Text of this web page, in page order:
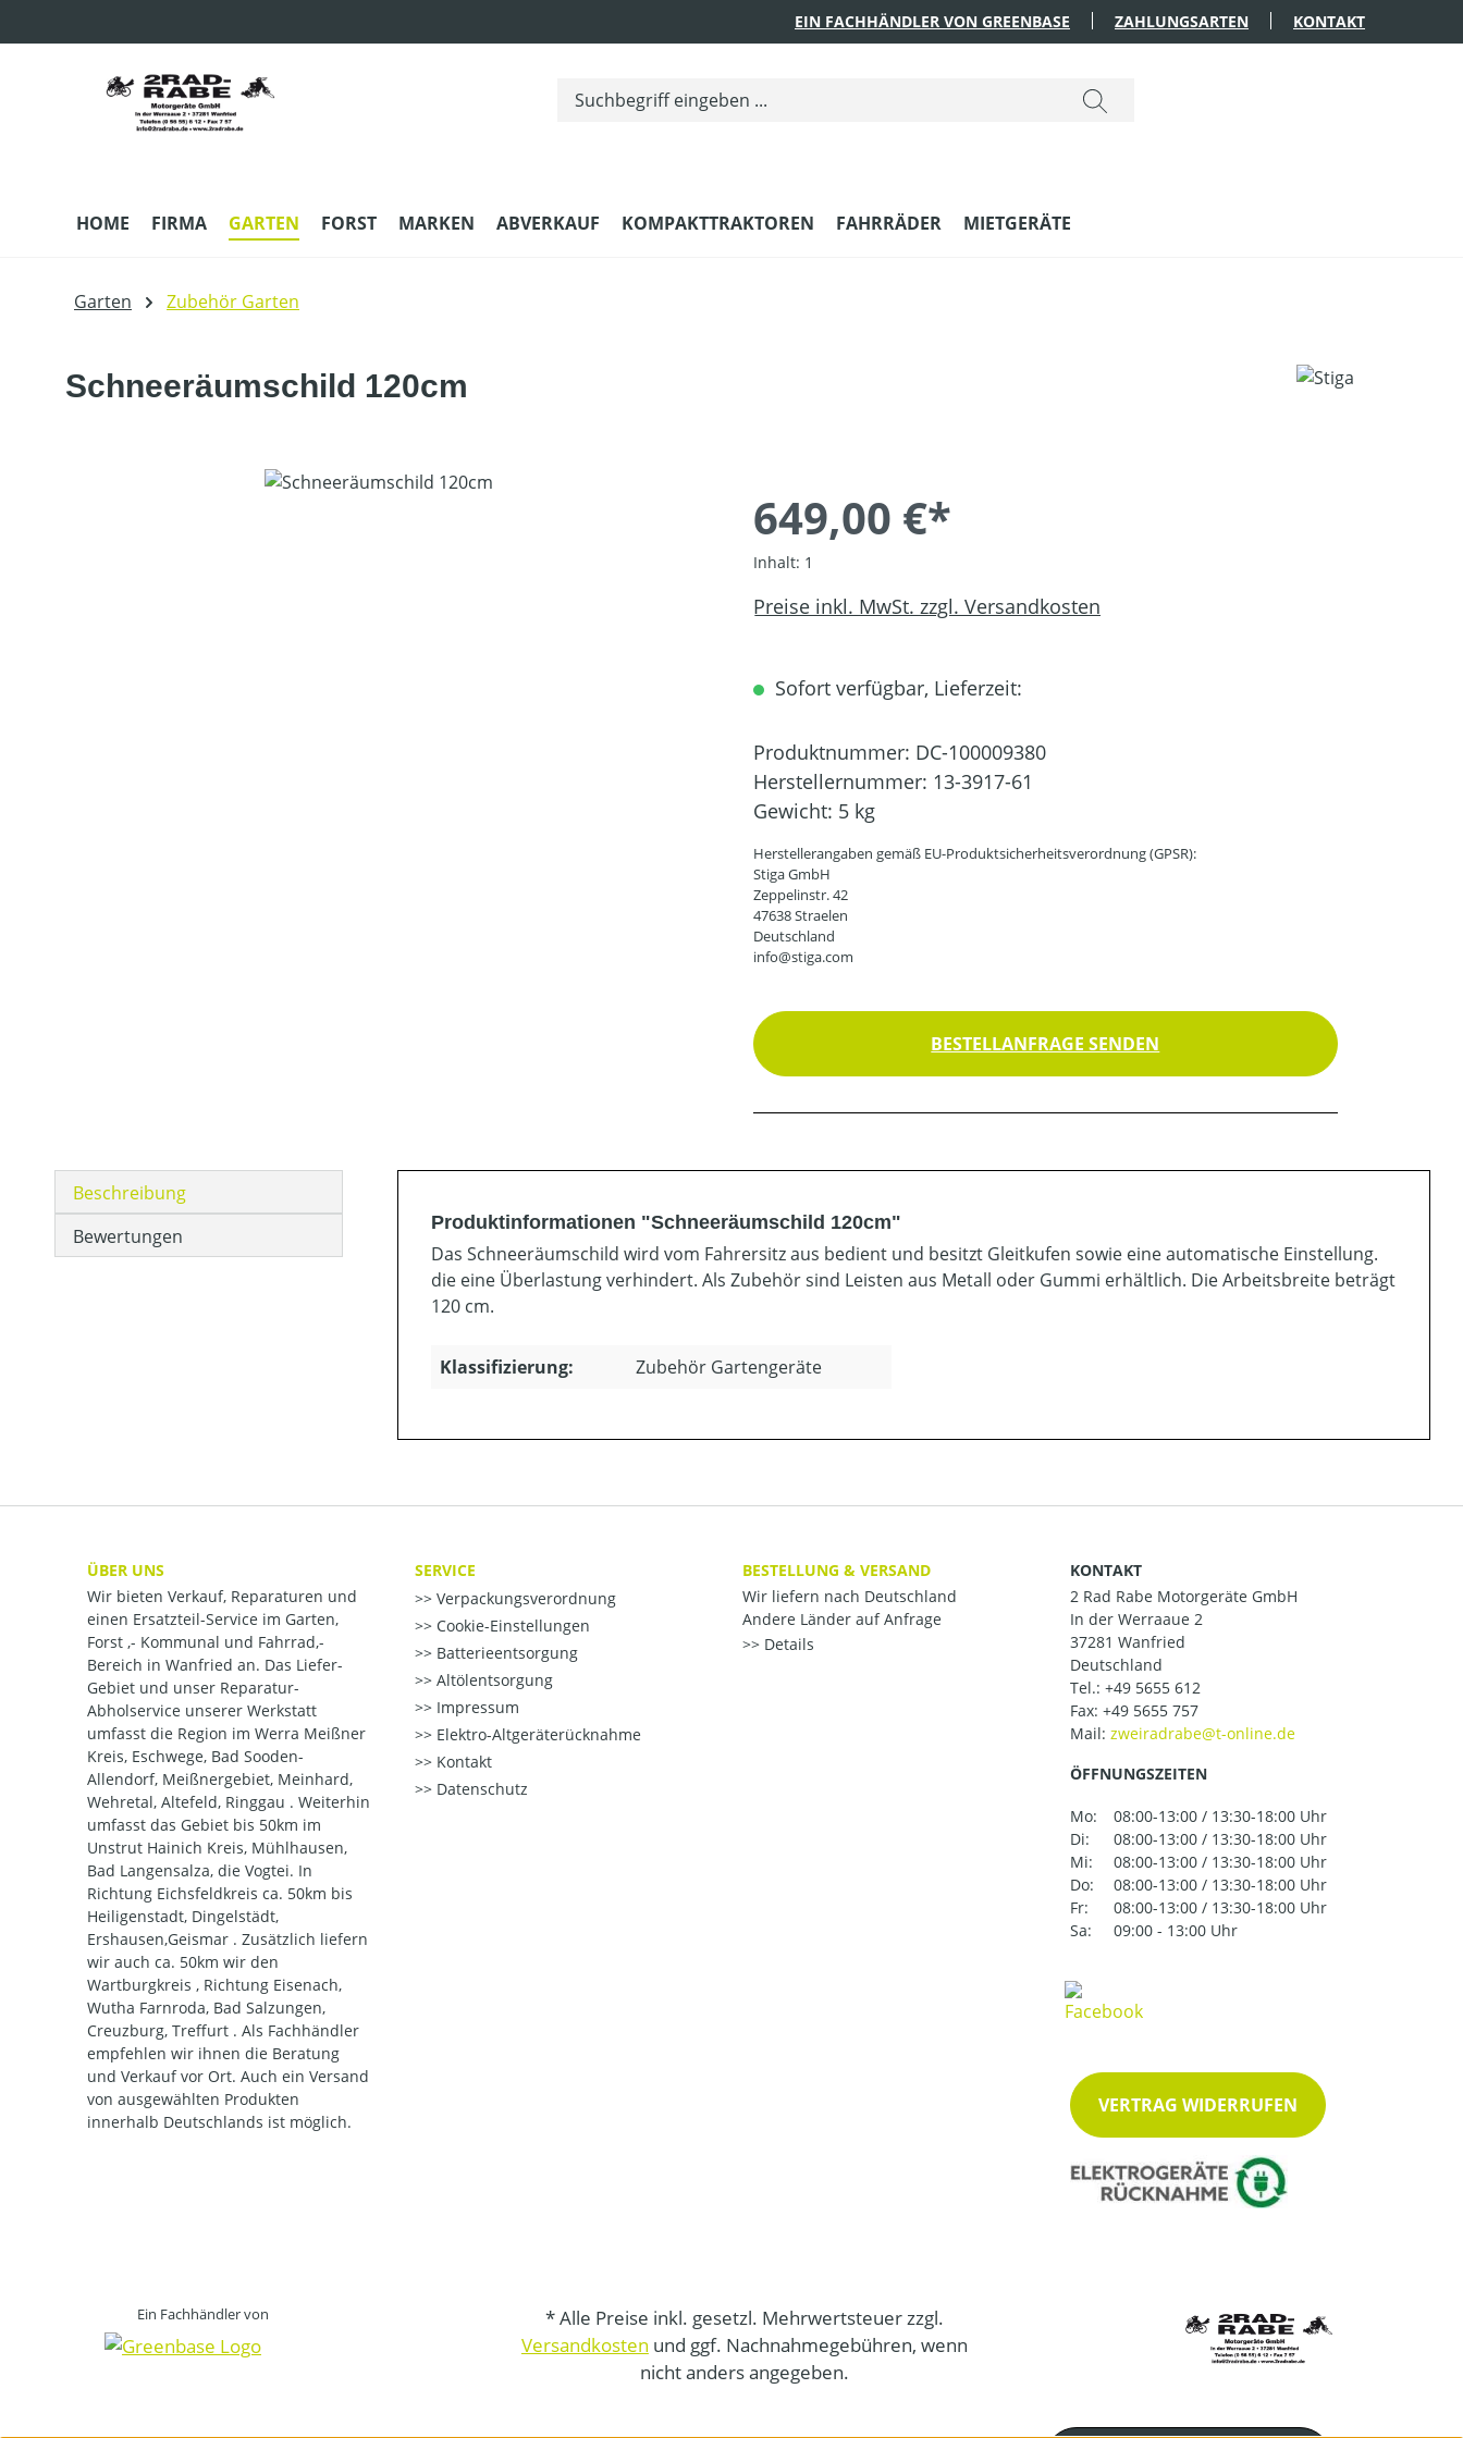
EIN FACHHÄNDLER VON GREENBASE ZAHLUNGSARTEN KONTAKT
HOME FIRMA GARTEN FORST MARKEN ABVERKAUF KOMPAKTTRAKTOREN FAHRRÄDER MIETGERÄTE
Garten Zubehör Garten
Schneeräumschild 120cm
Bildergalerie überspringen
649,00 €*
Inhalt: 1
Preise inkl. MwSt. zzgl. Versandkosten
Sofort verfügbar, Lieferzeit:
Produktnummer: DC-100009380
Herstellernummer: 13-3917-61
Gewicht: 5 kg
Herstellerangaben gemäß EU-Produktsicherheitsverordnung (GPSR):
Stiga GmbH
Zeppelinstr. 42
47638 Straelen
Deutschland
info@stiga.com
BESTELLANFRAGE SENDEN
Beschreibung
Bewertungen
Produktinformationen "Schneeräumschild 120cm"
Das Schneeräumschild wird vom Fahrersitz aus bedient und besitzt Gleitkufen sowie eine automatische Einstellung.
die eine Überlastung verhindert. Als Zubehör sind Leisten aus Metall oder Gummi erhältlich. Die Arbeitsbreite beträgt
120 cm.
Klassifizierung: Zubehör Gartengeräte
ÜBER UNS
Wir bieten Verkauf, Reparaturen und
einen Ersatzteil-Service im Garten,
Forst ,- Kommunal und Fahrrad,-
Bereich in Wanfried an. Das Liefer-
Gebiet und unser Reparatur-
Abholservice unserer Werkstatt
umfasst die Region im Werra Meißner
Kreis, Eschwege, Bad Sooden-
Allendorf, Meißnergebiet, Meinhard,
Wehretal, Altefeld, Ringgau . Weiterhin
umfasst das Gebiet bis 50km im
Unstrut Hainich Kreis, Mühlhausen,
Bad Langensalza, die Vogtei. In
Richtung Eichsfeldkreis ca. 50km bis
Heiligenstadt, Dingelstädt,
Ershausen,Geismar . Zusätzlich liefern
wir auch ca. 50km wir den
Wartburgkreis , Richtung Eisenach,
Wutha Farnroda, Bad Salzungen,
Creuzburg, Treffurt . Als Fachhändler
empfehlen wir ihnen die Beratung
und Verkauf vor Ort. Auch ein Versand
von ausgewählten Produkten
innerhalb Deutschlands ist möglich.
SERVICE
Verpackungsverordnung
Cookie-Einstellungen
Batterieentsorgung
Altölentsorgung
Impressum
Elektro-Altgeräterücknahme
Kontakt
Datenschutz
BESTELLUNG & VERSAND
Wir liefern nach Deutschland
Andere Länder auf Anfrage
Details
KONTAKT
2 Rad Rabe Motorgeräte GmbH
In der Werraaue 2
37281 Wanfried
Deutschland
Tel.: +49 5655 612
Fax: +49 5655 757
Mail:
ÖFFNUNGSZEITEN
Mo:
08:00-13:00 / 13:30-18:00 Uhr
Di:
08:00-13:00 / 13:30-18:00 Uhr
Mi:
08:00-13:00 / 13:30-18:00 Uhr
Do:
08:00-13:00 / 13:30-18:00 Uhr
Fr:
08:00-13:00 / 13:30-18:00 Uhr
Sa:
09:00 - 13:00 Uhr
VERTRAG WIDERRUFEN
Ein Fachhändler von
* Alle Preise inkl. gesetzl. Mehrwertsteuer zzgl.
Versandkosten und ggf. Nachnahmegebühren, wenn
nicht anders angegeben.